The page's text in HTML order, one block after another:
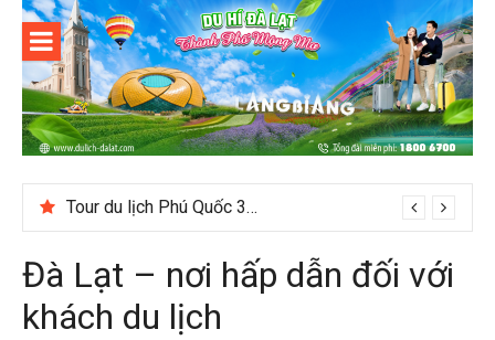
Skip
content
Du lịch Đà
Lạt
Tour du lịch Phú Quốc 3N3D: Hành trình khám phá đảo Ngọc
Đà Lạt – nơi hấp dẫn đối với
khách du lịch